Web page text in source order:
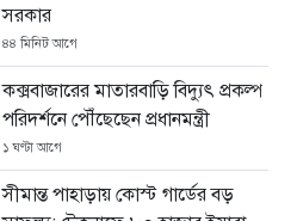
সরকার
৪৪ মিনিট আগে
কক্সবাজারের মাতারবাড়ি বিদ্যুৎ প্রকল্প
পরিদর্শনে পৌঁছেছেন প্রধানমন্ত্রী
১ ঘণ্টা আগে
সীমান্ত পাহাড়ায় কোস্ট গার্ডের বড়